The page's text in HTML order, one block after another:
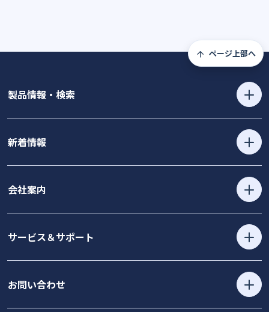
ページ上部へ
製品情報・検索
新着情報
会社案内
サービス＆サポート
お問い合わせ